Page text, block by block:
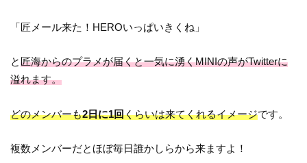
「匠メール来た！HEROいっぱいきくね」
と匠海からのプラメが届くと一気に湧くMINIの声がTwitterに
溢れます。
どのメンバーも2日に1回くらいは来てくれるイメージです。
複数メンバーだとほぼ毎日誰かしらから来ますよ！